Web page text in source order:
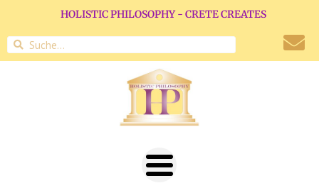
HOLISTIC PHILOSOPHY - CRETE CREATES